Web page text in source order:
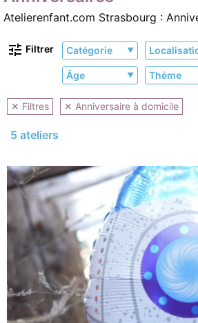
Atelierenfant.com Strasbourg :
Filtrer Catégorie
Âge Thème
✕ Filtres ✕ Anniversaire à domicile
5 ateliers